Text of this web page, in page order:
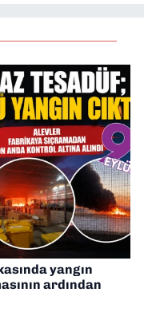
yangın
ardından